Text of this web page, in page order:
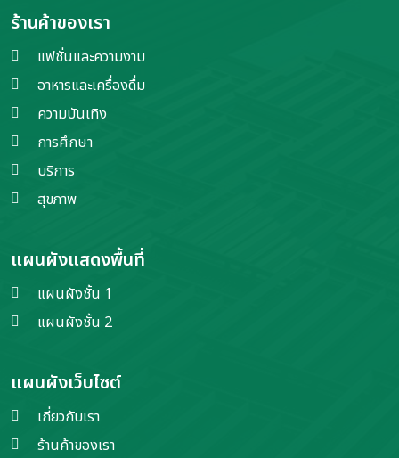
ร้านค้าของเรา
แฟชั่นและความงาม
อาหารและเครื่องดื่ม
ความบันเทิง
การศึกษา
บริการ
สุขภาพ
แผนผังแสดงพื้นที่
แผนผังชั้น 1
แผนผังชั้น 2
แผนผังเว็บไซต์
เกี่ยวกับเรา
ร้านค้าของเรา